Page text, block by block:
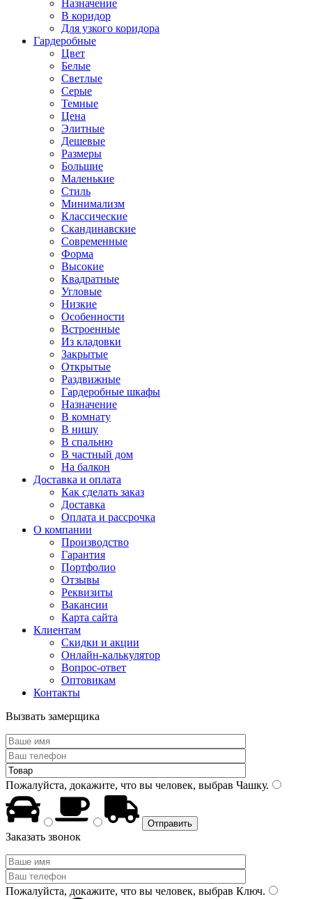
Назначение
В коридор
Для узкого коридора
Гардеробные
Цвет
Белые
Светлые
Серые
Темные
Цена
Элитные
Дешевые
Размеры
Большие
Маленькие
Стиль
Минимализм
Классические
Скандинавские
Современные
Форма
Высокие
Квадратные
Угловые
Низкие
Особенности
Встроенные
Из кладовки
Закрытые
Открытые
Раздвижные
Гардеробные шкафы
Назначение
В комнату
В нишу
В спальню
В частный дом
На балкон
Доставка и оплата
Как сделать заказ
Доставка
Оплата и рассрочка
О компании
Производство
Гарантия
Портфолио
Отзывы
Реквизиты
Вакансии
Карта сайта
Клиентам
Скидки и акции
Онлайн-калькулятор
Вопрос-ответ
Оптовикам
Контакты
Вызвать замерщика
Пожалуйста, докажите, что вы человек, выбрав Чашку.
Заказать звонок
Пожалуйста, докажите, что вы человек, выбрав Ключ.